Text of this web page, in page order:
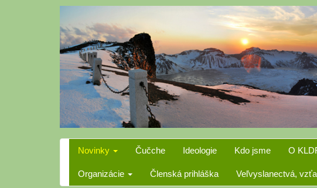
Novinky Čučche Ideologie Kdo jsme O
Organizácie Členská prihláška Veľvyslanectvá,